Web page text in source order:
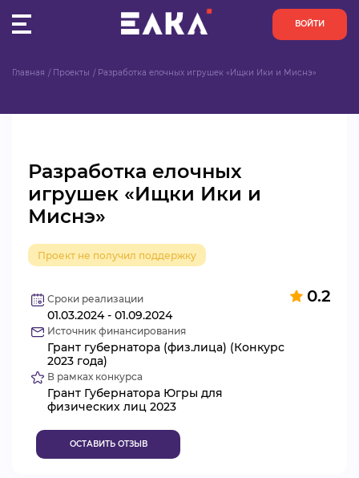
ВОЙТИ
ОРГАНИЗАЦИИ
АКТИВИСТЫ
ПРОЕКТЫ
АНАЛИТИКА
БАЗА ЗНАНИЙ
ВИДЕОКУРСЫ
ВОЙТИ
Главная Проекты Разработка елочных игрушек «Ищки Ики и Миснэ»
Разработка елочных
игрушек «Ищки Ики и
Миснэ»
Проект не получил поддержку
0.2
Сроки реализации
01.03.2024 - 01.09.2024
Источник финансирования
Грант губернатора (физ.лица) (Конкурс
2023 года)
В рамках конкурса
Грант Губернатора Югры для
физических лиц 2023
ОСТАВИТЬ ОТЗЫВ